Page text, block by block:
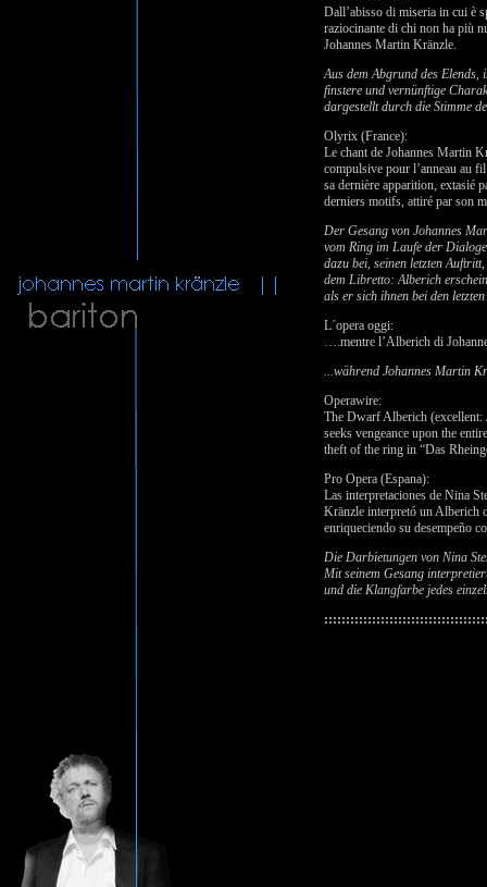
Dall’abisso di miseria in cui è
raziocinante di chi non ha più
Johannes Martin Kränzle.
Aus dem Abgrund des
finstere und vernünftige
dargestellt durch die Stimme
Olyrix (France):
Le chant de Johannes Martin
compulsive pour l’anneau au
sa dernière apparition, extasié
derniers motifs, attiré par son
Der Gesang von Johannes
vom Ring im Laufe der
dazu bei, seinen letzten
dem Libretto: Alberich
als er sich ihnen bei den
L´opera oggi:
….mentre l’Alberich di
...während Johannes Martin
Operawire:
The Dwarf Alberich (excellent:
seeks vengeance upon the
theft of the ring in “Das
Pro Opera (Espana):
Las interpretaciones de Nina
Kränzle interpretó un Alberich
enriqueciendo su desempeño
Die Darbietungen von Nina
Mit seinem Gesang
und die Klangfarbe jedes